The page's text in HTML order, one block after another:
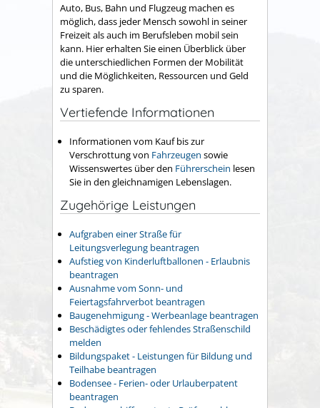
Auto, Bus, Bahn und Flugzeug machen es
möglich, dass jeder Mensch sowohl in seiner
Freizeit als auch im Berufsleben mobil sein
kann. Hier erhalten Sie einen Überblick über
die unterschiedlichen Formen der Mobilität
und die Möglichkeiten, Ressourcen und Geld
zu sparen.
Vertiefende Informationen
Informationen vom Kauf bis zur
Verschrottung von Fahrzeugen sowie
Wissenswertes über den Führerschein lesen
Sie in den gleichnamigen Lebenslagen.
Zugehörige Leistungen
Aufgraben einer Straße für
Leitungsverlegung beantragen
Aufstieg von Kinderluftballonen - Erlaubnis
beantragen
Ausnahme vom Sonn- und
Feiertagsfahrverbot beantragen
Baugenehmigung - Werbeanlage beantragen
Beschädigtes oder fehlendes Straßenschild
melden
Bildungspaket - Leistungen für Bildung und
Teilhabe beantragen
Bodensee - Ferien- oder Urlauberpatent
beantragen